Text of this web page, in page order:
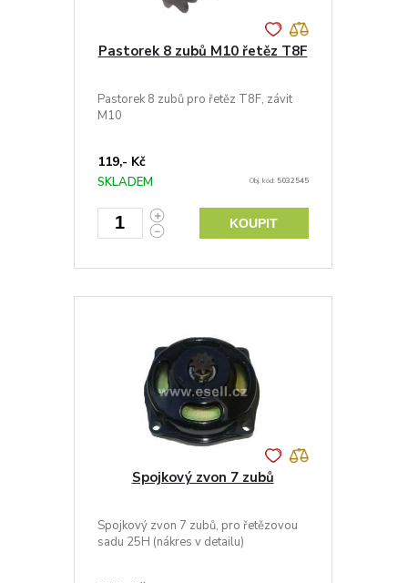
Pastorek 8 zubů M10 řetěz T8F
Pastorek 8 zubů pro řetěz T8F, závit
M10
119,- Kč
SKLADEM Obj. kód: 5032545
KOUPIT
Spojkový zvon 7 zubů
Spojkový zvon 7 zubů, pro řetězovou
sadu 25H (nákres v detailu)